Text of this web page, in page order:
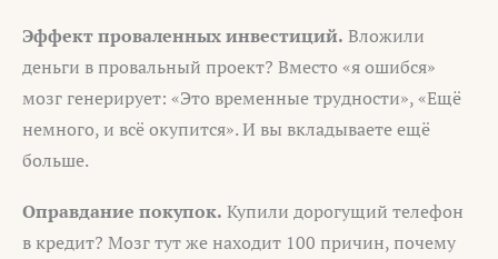
Эффект проваленных инвестиций. Вложили
деньги в провальный проект? Вместо «я ошибся»
мозг генерирует: «Это временные трудности», «Ещё
немного, и всё окупится». И вы вкладываете ещё
больше.
Оправдание покупок. Купили дорогущий телефон
в кредит? Мозг тут же находит 100 причин, почему